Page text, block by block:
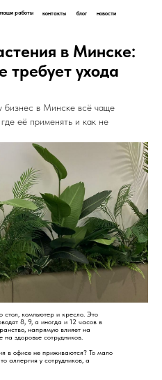
наши работы новости
блог
контакты
в Минске:
требует ухода
бизнес в Минске всё чаще
её применять и как не
стол, компьютер и кресло. Это
8, 9, а иногда и 12 часов в
напрямую влияет на
на здоровье сотрудников.
в офисе не приживаются? То мало
аллергия у сотрудников, а